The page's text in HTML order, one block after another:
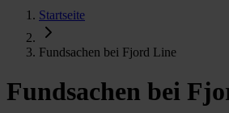
Startseite
Fundsachen bei Fjord Line
Fundsachen bei